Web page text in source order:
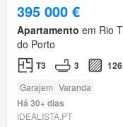
395 000 €
Apartamento em Rio
do Porto
T3 3
Garajem Varanda
Há 30+ dias
IDEALISTA.PT